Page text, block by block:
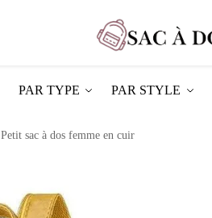
PAR TYPE PAR STYLE
Petit sac à dos femme en cuir